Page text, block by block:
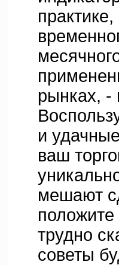
рынках, -
и
ваш
мешают
трудно
советы